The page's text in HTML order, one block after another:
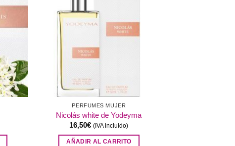
lista de
deseos
deseos
PERFUMES MUJER
Nicolás white de Yodeyma
16,50€ (IVA incluido)
AÑADIR AL CARRITO